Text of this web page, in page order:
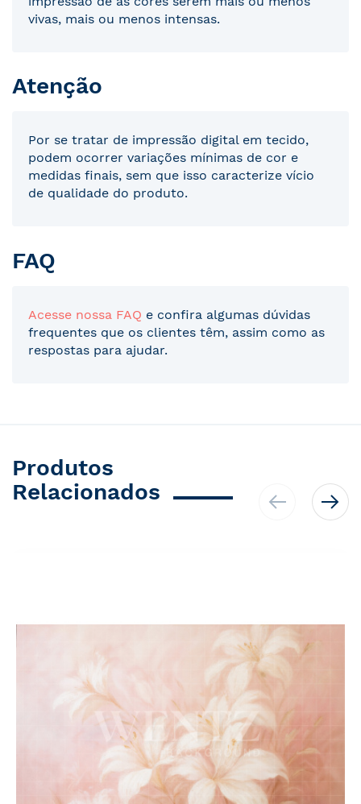
vivas, mais ou menos intensas.
Atenção
Por se tratar de impressão digital em tecido,
podem ocorrer variações mínimas de cor e
medidas finais, sem que isso caracterize vício
de qualidade do produto.
FAQ
Acesse nossa FAQ e confira algumas dúvidas
frequentes que os clientes têm, assim como as
respostas para ajudar.
Produtos
Relacionados